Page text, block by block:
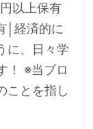
以上保有
│経済的に
に、日々学
！ ※当ブロ
ことを指し